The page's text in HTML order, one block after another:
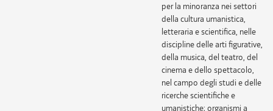
per la minoranza nei settori
della cultura umanistica,
letteraria e scientifica, nelle
discipline delle arti figurative,
della musica, del teatro, del
cinema e dello spettacolo,
nel campo degli studi e delle
ricerche scientifiche e
umanistiche; organismi a